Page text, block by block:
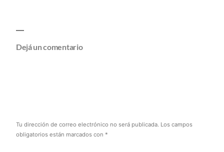
Dejá un comentario
Tu dirección de correo electrónico no será publicada. Los campos
obligatorios están marcados con *